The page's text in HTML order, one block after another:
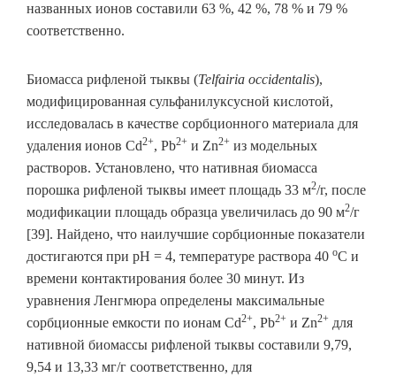
названных ионов составили 63 %, 42 %, 78 % и 79 %
соответственно.
Биомасса рифленой тыквы (Telfairia occidentalis),
модифицированная сульфанилуксусной кислотой,
исследовалась в качестве сорбционного материала для
удаления ионов Cd2+, Pb2+ и Zn2+ из модельных
растворов. Установлено, что нативная биомасса
порошка рифленой тыквы имеет площадь 33 м2/г, после
модификации площадь образца увеличилась до 90 м2/г
[39]. Найдено, что наилучшие сорбционные показатели
достигаются при рН = 4, температуре раствора 40 оС и
времени контактирования более 30 минут. Из
уравнения Ленгмюра определены максимальные
сорбционные емкости по ионам Cd2+, Pb2+ и Zn2+ для
нативной биомассы рифленой тыквы составили 9,79,
9,54 и 13,33 мг/г соответственно, для